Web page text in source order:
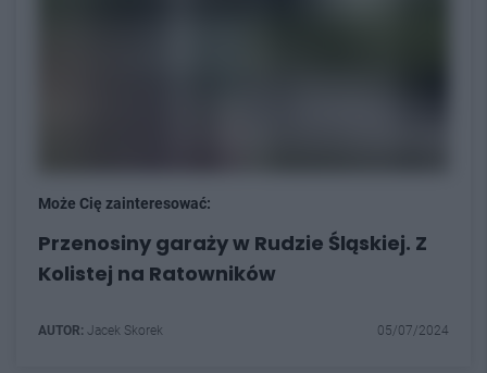
Może Cię zainteresować:
Przenosiny garaży w Rudzie Śląskiej. Z
Kolistej na Ratowników
AUTOR: Jacek Skorek 05/07/2024